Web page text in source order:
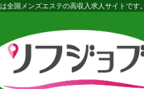
全国メンズエステの高収入求人サイトです。